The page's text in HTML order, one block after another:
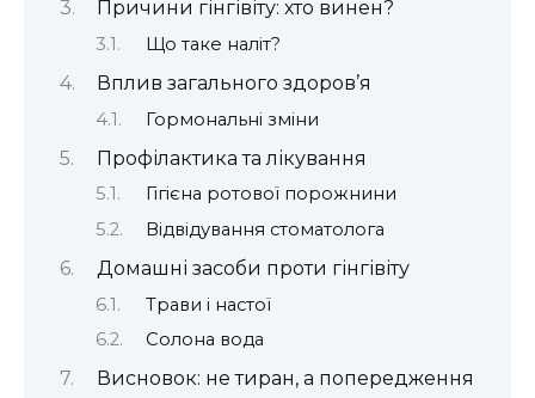
Причини гінгівіту: хто винен?
Що таке наліт?
Вплив загального здоров’я
Гормональні зміни
Профілактика та лікування
Гігієна ротової порожнини
Відвідування стоматолога
Домашні засоби проти гінгівіту
Трави і настої
Солона вода
Висновок: не тиран, а попередження